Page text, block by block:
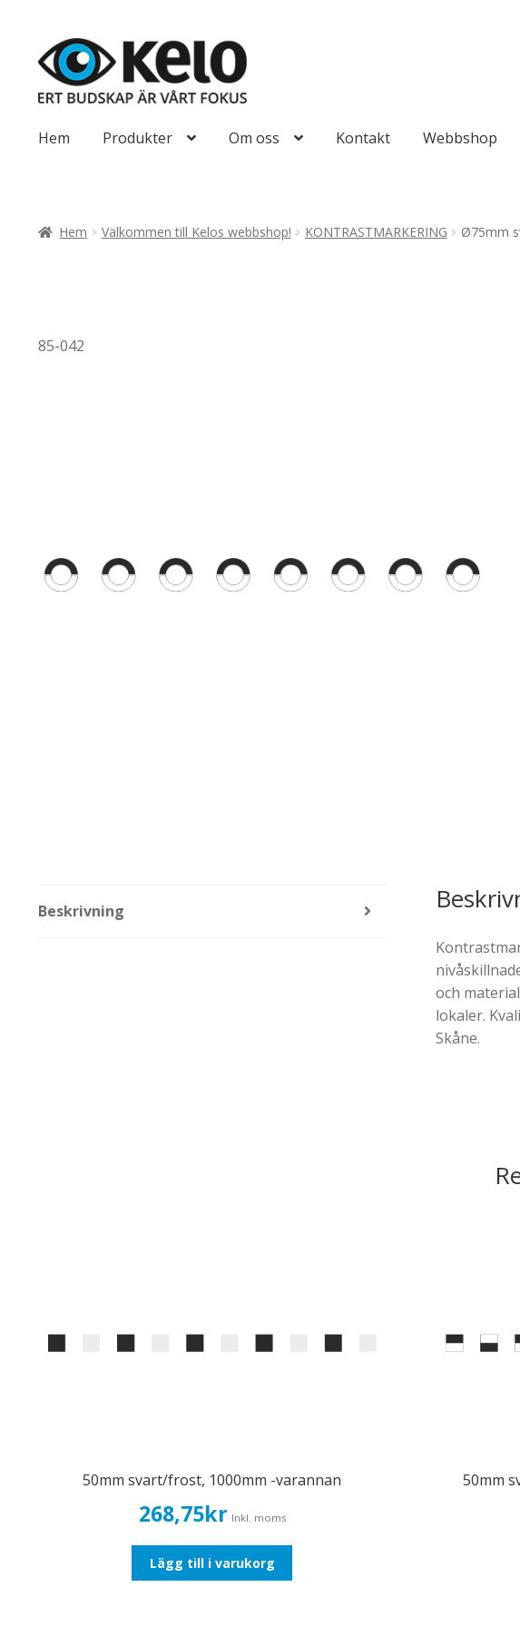
Hoppa
till
navigering
Hoppa
till
innehåll
Hem Produkter Om oss Kontakt Webbshop
Hem Välkommen till Kelos webbshop! KONTRASTMARKERING Ø75mm
85-042
Beskrivning
och
lokaler.
Skåne.
50mm svart/frost, 1000mm -varannan
268,75kr Inkl. moms
Lägg till i varukorg
50mm